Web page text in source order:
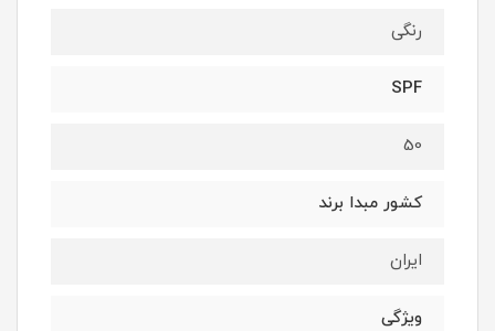
رنگی
SPF
50
کشور مبدا برند
ایران
ویژگی‌